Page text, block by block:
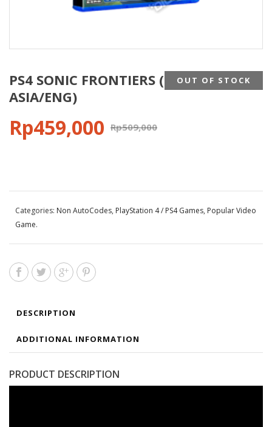
PS4 SONIC FRONTIERS (REG3
ASIA/ENG)
Rp509,000
Rp459,000
OUT OF STOCK
Categories: Non AutoCodes, PlayStation 4 / PS4 Games, Popular Video
Game.
DESCRIPTION
ADDITIONAL INFORMATION
PRODUCT DESCRIPTION